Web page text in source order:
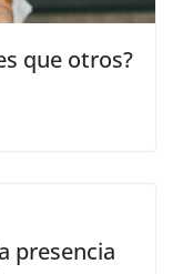
que otros?
presencia